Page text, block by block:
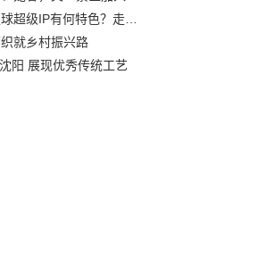
就乡村振兴路
阳 展现优秀传统工艺